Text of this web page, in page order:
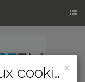
×
Politique relative aux cookies